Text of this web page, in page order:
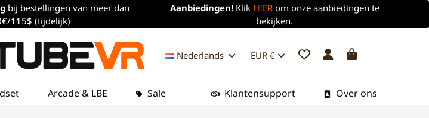
bij bestellingen van meer dan
115$ (tijdelijk)
Aanbiedingen!Klik HIER om onze aanbiedingen te
bekijken.
EUR €
Nederlands
Arcade & LBE Sale Over ons
Klantensupport